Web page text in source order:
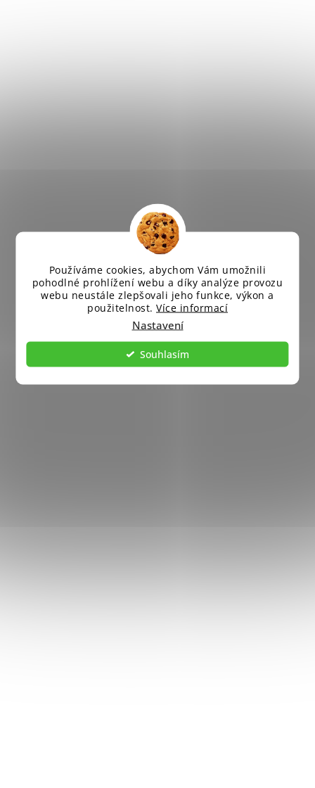
Používáme cookies, abychom Vám umožnili
pohodlné prohlížení webu a díky analýze provozu
webu neustále zlepšovali jeho funkce, výkon a
použitelnost. Více informací
Nastavení
Souhlasím